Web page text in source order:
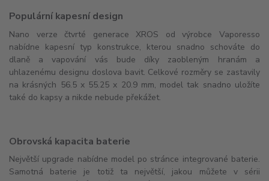
Populární kapesní design
Nano verze čtvrté generace XROS od výrobce Vaporesso
nabídne kapesní typ konstrukce, kterou snadno schováte do
dlaně a vapování vás bude díky zaobleným hranám a
uhlazenému designu doslova bavit. Celkové rozměry se zastavily
na krásných 56.5 x 55.25 x 20.9 mm, model tak snadno uložíte
také do kapsy a nikde nebude překážet.
Obrovská kapacita baterie
Největší upgrade nabídne model po stránce integrované baterie.
Samotná baterie je totiž ta největší, jakou můžete v sérii